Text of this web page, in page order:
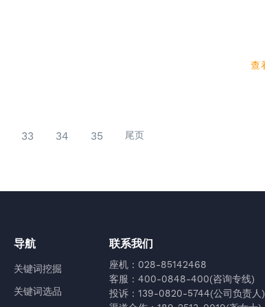
查
33 34 35 尾页
导航
关键词挖掘
关键词选品
联系我们
座机：028-85142468
客服：400-0848-400(咨询专线)
投诉：139-0820-5744(公司负责人)